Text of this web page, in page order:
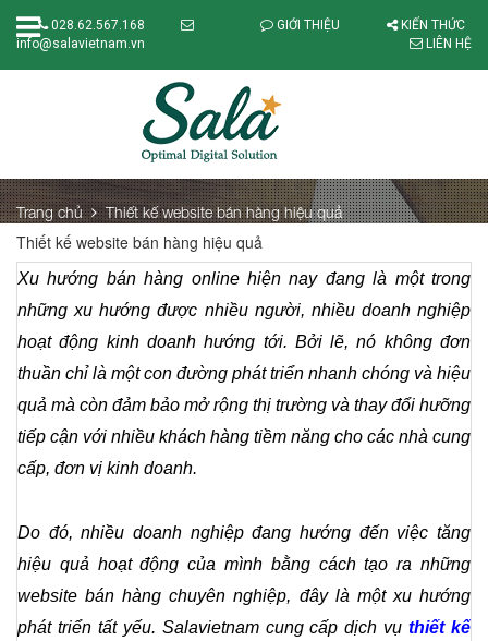
028.62.567.168
info@salavietnam.vn
GIỚI THIỆU
KIẾN THỨC
LIÊN HỆ
Trang chủ Thiết kế website bán hàng hiệu quả
Thiết kế website bán hàng hiệu quả
Xu hướng bán hàng online hiện nay đang là một trong
những xu hướng được nhiều người, nhiều doanh nghiệp
hoạt động kinh doanh hướng tới. Bởi lẽ, nó không đơn
thuần chỉ là một con đường phát triển nhanh chóng và hiệu
quả mà còn đảm bảo mở rộng thị trường và thay đổi hưỡng
tiếp cận với nhiều khách hàng tiềm năng cho các nhà cung
cấp, đơn vị kinh doanh.
Do đó, nhiều doanh nghiệp đang hướng đến việc tăng
hiệu quả hoạt động của mình bằng cách tạo ra những
website bán hàng chuyên nghiệp, đây là một xu hướng
phát triển tất yếu. Salavietnam cung cấp dịch vụ thiết kế